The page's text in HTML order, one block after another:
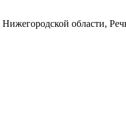
области,